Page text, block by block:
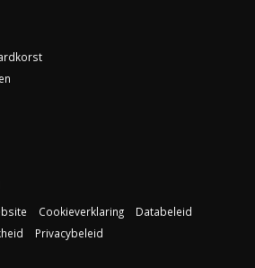
Cookieverklaring
Databeleid
Privacybeleid